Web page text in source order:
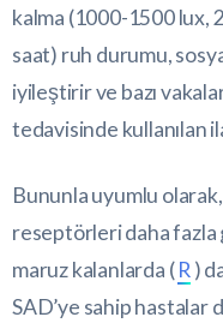
kalma (1000-1500 lux,
saat) ruh durumu,
iyileştirir ve bazı
tedavisinde kullanılan
Bununla uyumlu
reseptörleri daha fazla
maruz kalanlarda (R)
SAD’ye sahip hastalar